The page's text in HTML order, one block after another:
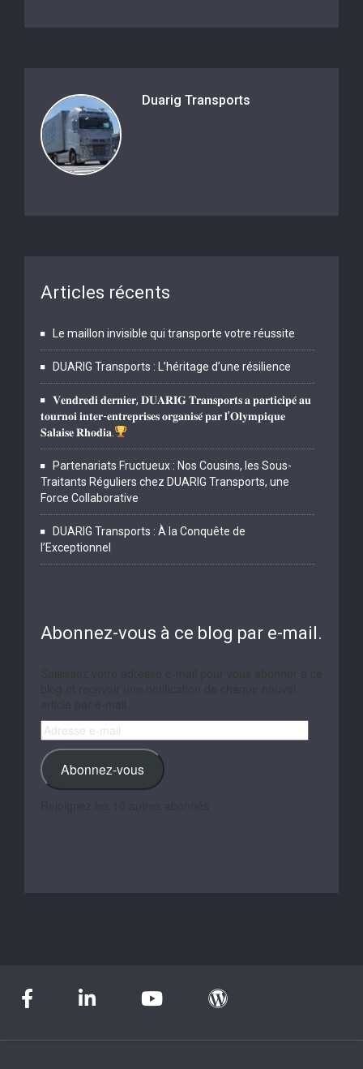
Duarig Transports
Articles récents
Le maillon invisible qui transporte votre réussite
DUARIG Transports : L’héritage d’une résilience
𝐕𝐞𝐧𝐝𝐫𝐞𝐝𝐢 𝐝𝐞𝐫𝐧𝐢𝐞𝐫, 𝐃𝐔𝐀𝐑𝐈𝐆 𝐓𝐫𝐚𝐧𝐬𝐩𝐨𝐫𝐭𝐬 𝐚 𝐩𝐚𝐫𝐭𝐢𝐜𝐢𝐩𝐞́ 𝐚𝐮
𝐭𝐨𝐮𝐫𝐧𝐨𝐢 𝐢𝐧𝐭𝐞𝐫-𝐞𝐧𝐭𝐫𝐞𝐩𝐫𝐢𝐬𝐞𝐬 𝐨𝐫𝐠𝐚𝐧𝐢𝐬𝐞́ 𝐩𝐚𝐫 𝐥’𝐎𝐥𝐲𝐦𝐩𝐢𝐪𝐮𝐞
𝐒𝐚𝐥𝐚𝐢𝐬𝐞 𝐑𝐡𝐨𝐝𝐢𝐚.
Partenariats Fructueux : Nos Cousins, les Sous-
Traitants Réguliers chez DUARIG Transports, une
Force Collaborative
DUARIG Transports : À la Conquête de
l’Exceptionnel
Abonnez-vous à ce blog par e-mail.
Adresse
e-
mail
Abonnez-vous